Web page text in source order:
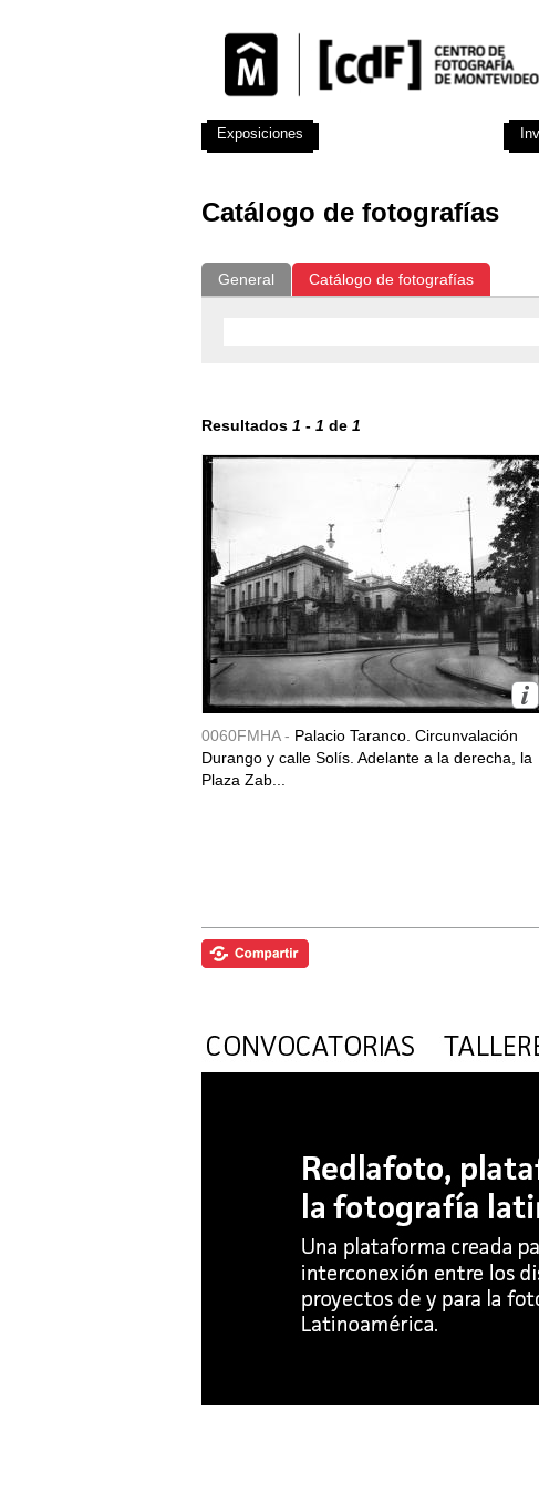
Catálogo de fotografías
General Catálogo de fotografías
Resultados 1 - 1 de 1
0060FMHA - Palacio Taranco. Circunvalación
Durango y calle Solís. Adelante a la derecha, la
Plaza Zab...
Exposiciones